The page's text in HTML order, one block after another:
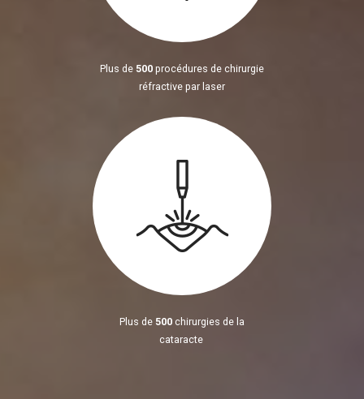
Plus de 500 procédures de chirurgie
réfractive par laser
Plus de 500 chirurgies de la
cataracte